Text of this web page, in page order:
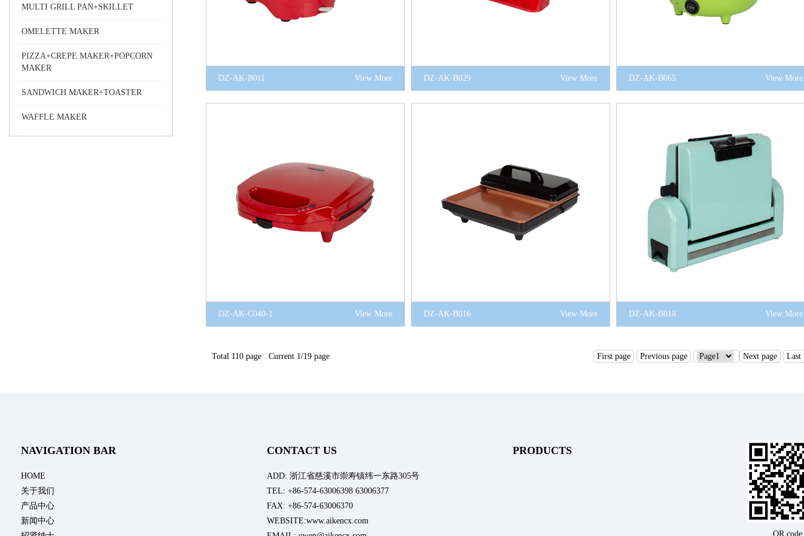
MULTI GRILL PAN+SKILLET
OMELETTE MAKER
PIZZA+CREPE MAKER+POPCORN
MAKER
SANDWICH MAKER+TOASTER
WAFFLE MAKER
DZ-AK-B011 View More DZ-AK-B029 View More DZ-AK-B065 View More
DZ-AK-C040-1 View More DZ-AK-B016 View More DZ-AK-B018 View More
Total 110 page Current 1/19 page First page Previous page Next page Last
NAVIGATION BAR
HOME
关于我们
产品中心
新闻中心
CONTACT US
ADD: 浙江省慈溪市崇寿镇纬一东路305号
TEL: +86-574-63006398 63006377
FAX: +86-574-63006370
WEBSITE:www.aikencx.com
PRODUCTS
QR code